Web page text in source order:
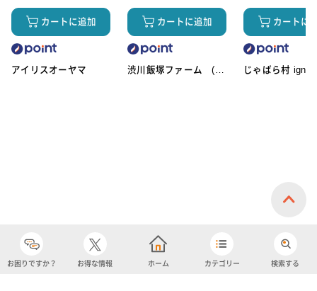
カートに追加
アイリスオーヤマ
カートに追加
渋川飯塚ファーム (ア
カートに
じゃばら村
お困りですか？ お得な情報 ホーム カテゴリー 検索する